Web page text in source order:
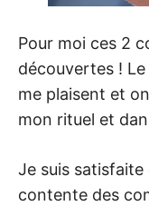
Pour moi ces 2
découvertes ! Le
me plaisent et
mon rituel et
Je suis
contente des